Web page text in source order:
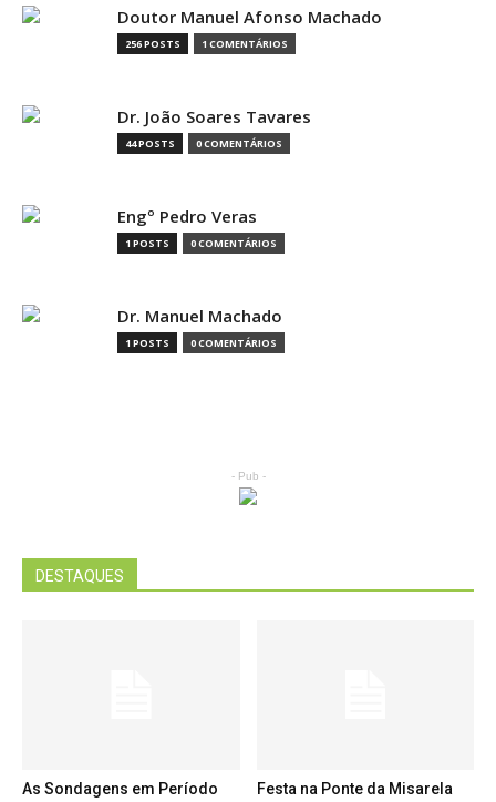
Doutor Manuel Afonso Machado
256 POSTS 1 COMENTÁRIOS
Dr. João Soares Tavares
44 POSTS 0 COMENTÁRIOS
Engº Pedro Veras
1 POSTS 0 COMENTÁRIOS
Dr. Manuel Machado
1 POSTS 0 COMENTÁRIOS
- Pub -
DESTAQUES
As Sondagens em Período
Festa na Ponte da Misarela